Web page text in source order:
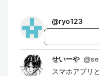
@ryo123
せいーや @
スマホアプリ